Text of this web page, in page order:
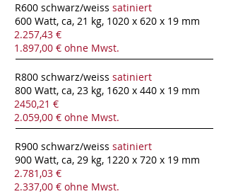
R600 schwarz/weiss satiniert
600 Watt, ca, 21 kg, 1020 x 620 x 19 mm
2.257,43 €
1.897,00 € ohne Mwst.
R800 schwarz/weiss satiniert
800 Watt, ca, 23 kg, 1620 x 440 x 19 mm
2450,21 €
2.059,00 € ohne Mwst.
R900 schwarz/weiss satiniert
900 Watt, ca, 29 kg, 1220 x 720 x 19 mm
2.781,03 €
2.337,00 € ohne Mwst.